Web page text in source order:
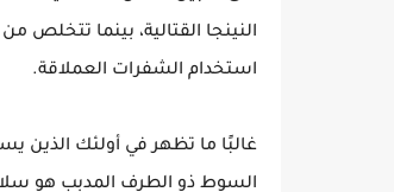
النينجا القتالية، بينما تتخلص
استخدام الشفرات العملاقة.
غالبًا ما تظهر في أولئك الذين
السوط ذو الطرف المدبب هو